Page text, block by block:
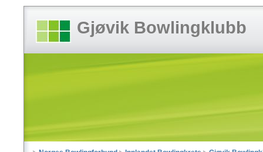
Gjøvik Bowlingklubb